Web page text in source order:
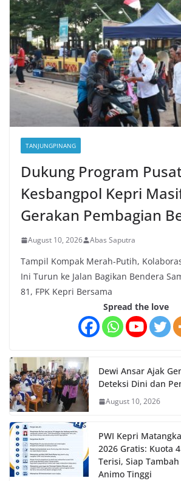
TANJUNGPINANG
Dukung Program
Kesbangpol Kepri
Gerakan Pembagian
August 10, 2026 Abas Saputra
Tampil Kompak Merah-Putih,
Ini Turun ke Jalan Bagikan Bendera
81, FPK Kepri Bersama
Spread the love
Dewi Ansar Ajak
Deteksi Dini dan
August 10, 2026
PWI Kepri
2026 Gratis: Kuota
Terisi, Siap
Animo Tinggi